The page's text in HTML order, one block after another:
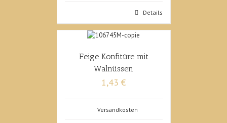
Details
Feige Konfitüre mit
Walnüssen
1,43 €
Versandkosten